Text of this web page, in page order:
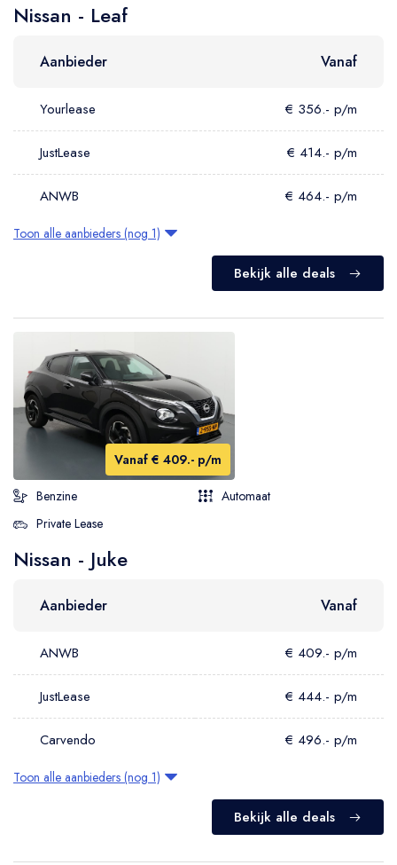
Nissan - Leaf
Aanbieder Vanaf
Yourlease € 356.- p/m
JustLease € 414.- p/m
ANWB € 464.- p/m
Toon alle aanbieders (nog 1)
Bekijk alle deals
Vanaf € 409.- p/m
Benzine
Automaat
Private Lease
Nissan - Juke
Aanbieder Vanaf
ANWB € 409.- p/m
JustLease € 444.- p/m
Carvendo € 496.- p/m
Toon alle aanbieders (nog 1)
Bekijk alle deals